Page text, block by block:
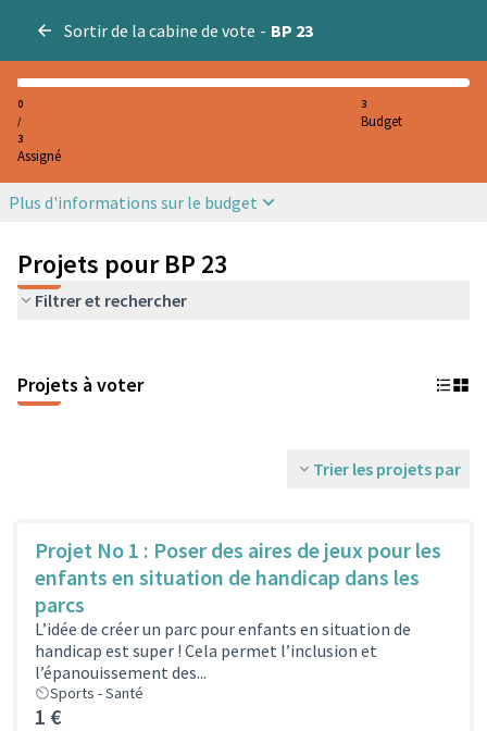
Sortir de la cabine de vote - BP 23
0
/
3
Assigné
3
Budget
Plus d'informations sur le budget
Projets pour BP 23
Filtrer et rechercher
Projets à voter
Trier les projets par
Projet No 1 : Poser des aires de jeux pour les
enfants en situation de handicap dans les
parcs
L’idée de créer un parc pour enfants en situation de
handicap est super ! Cela permet l’inclusion et
l’épanouissement des...
Sports - Santé
1 €